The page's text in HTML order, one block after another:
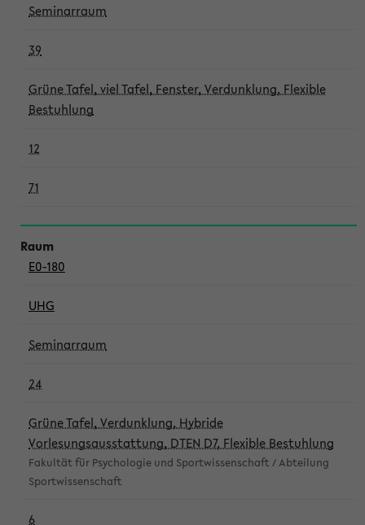
Seminarraum
39
Grüne Tafel, viel Tafel, Fenster, Verdunklung, Flexible
Bestuhlung
12
71
E0-180
UHG
Seminarraum
24
Grüne Tafel, Verdunklung, Hybride
Vorlesungsausstattung, DTEN D7, Flexible Bestuhlung
Fakultät für Psychologie und Sportwissenschaft / Abteilung
Sportwissenschaft
6